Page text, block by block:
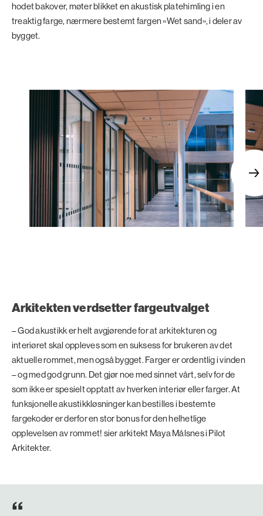
hodet bakover, møter blikket en akustisk platehimling i en
treaktig farge, nærmere bestemt fargen «Wet sand», i deler av
bygget.
Arkitekten verdsetter fargeutvalget
– God akustikk er helt avgjørende for at arkitekturen og
interiøret skal oppleves som en suksess for brukeren av det
aktuelle rommet, men også bygget. Farger er ordentlig i vinden
– og med god grunn. Det gjør noe med sinnet vårt, selv for de
som ikke er spesielt opptatt av hverken interiør eller farger. At
funksjonelle akustikkløsninger kan bestilles i bestemte
fargekoder er derfor en stor bonus for den helhetlige
opplevelsen av rommet! sier arkitekt Maya Målsnes i Pilot
Arkitekter.